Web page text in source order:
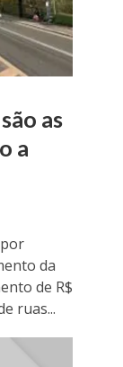
as
a
da
de R$
ruas...